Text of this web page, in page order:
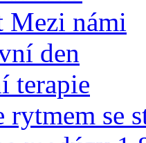
Mezi námi
den
terapie
rytmem se